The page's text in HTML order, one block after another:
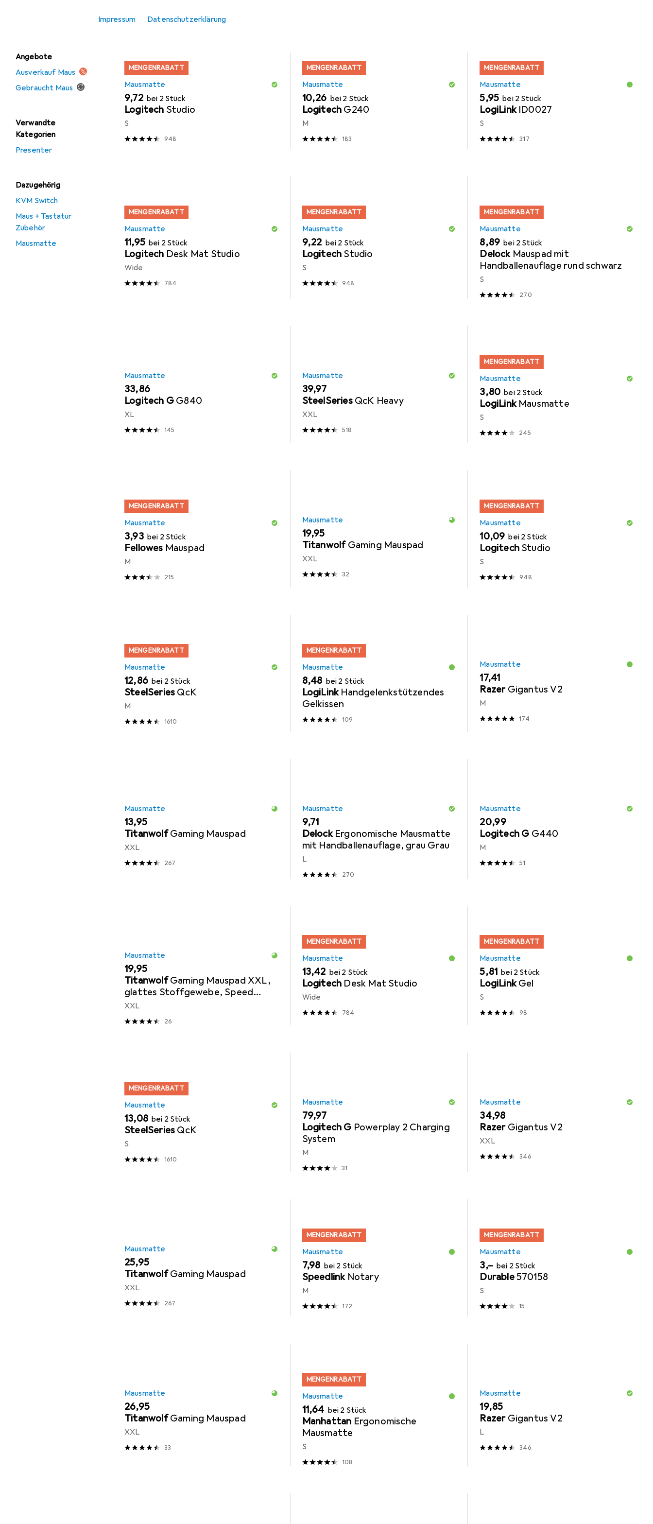
Impressum Datenschutzerklärung
Angebote
Ausverkauf Maus
Gebraucht Maus
Verwandte
Kategorien
Presenter
Dazugehörig
KVM Switch
Maus + Tastatur
Zubehör
Mausmatte
Produktliste
MENGENRABATT
Mausmatte
EUR
9,72 bei 2 Stück
Logitech Studio
S
948
MENGENRABATT
Mausmatte
EUR
10,26 bei 2 Stück
Logitech G240
M
183
MENGENRABATT
Mausmatte
EUR
5,95 bei 2 Stück
LogiLink ID0027
S
317
MENGENRABATT
Mausmatte
EUR
11,95 bei 2 Stück
Logitech Desk Mat Studio
Wide
784
MENGENRABATT
Mausmatte
EUR
9,22 bei 2 Stück
Logitech Studio
S
948
MENGENRABATT
Mausmatte
EUR
8,89 bei 2 Stück
Delock Mauspad mit
Handballenauflage rund schwarz
S
270
Mausmatte
EUR
33,86
Logitech G G840
XL
145
Mausmatte
EUR
39,97
SteelSeries QcK Heavy
XXL
518
MENGENRABATT
Mausmatte
EUR
3,80 bei 2 Stück
LogiLink Mausmatte
S
245
MENGENRABATT
Mausmatte
EUR
3,93 bei 2 Stück
Fellowes Mauspad
M
215
Mausmatte
EUR
19,95
Titanwolf Gaming Mauspad
XXL
32
MENGENRABATT
Mausmatte
EUR
10,09 bei 2 Stück
Logitech Studio
S
948
MENGENRABATT
Mausmatte
EUR
12,86 bei 2 Stück
SteelSeries QcK
M
1610
MENGENRABATT
Mausmatte
EUR
8,48 bei 2 Stück
LogiLink Handgelenkstützendes
Gelkissen
109
Mausmatte
EUR
17,41
Razer Gigantus V2
M
174
Mausmatte
EUR
13,95
Titanwolf Gaming Mauspad
XXL
267
Mausmatte
EUR
9,71
Delock Ergonomische Mausmatte
mit Handballenauflage, grau Grau
L
270
Mausmatte
EUR
20,99
Logitech G G440
M
51
Mausmatte
EUR
19,95
Titanwolf Gaming Mauspad XXL,
glattes Stoffgewebe, Speed
Mausmatte 900 x 400 mm grosse
Fläche, Topography
XXL
26
MENGENRABATT
Mausmatte
EUR
13,42 bei 2 Stück
Logitech Desk Mat Studio
Wide
784
MENGENRABATT
Mausmatte
EUR
5,81 bei 2 Stück
LogiLink Gel
S
98
MENGENRABATT
Mausmatte
EUR
13,08 bei 2 Stück
SteelSeries QcK
S
1610
Mausmatte
EUR
79,97
Logitech G Powerplay 2 Charging
System
M
31
Mausmatte
EUR
34,98
Razer Gigantus V2
XXL
346
Mausmatte
EUR
25,95
Titanwolf Gaming Mauspad
XXL
267
MENGENRABATT
Mausmatte
EUR
7,98 bei 2 Stück
Speedlink Notary
M
172
MENGENRABATT
Mausmatte
EUR
3,– bei 2 Stück
Durable570158
S
15
Mausmatte
EUR
26,95
Titanwolf Gaming Mauspad
XXL
33
MENGENRABATT
Mausmatte
EUR
11,64 bei 2 Stück
Manhattan Ergonomische
Mausmatte
S
108
Mausmatte
EUR
19,85
Razer Gigantus V2
L
346